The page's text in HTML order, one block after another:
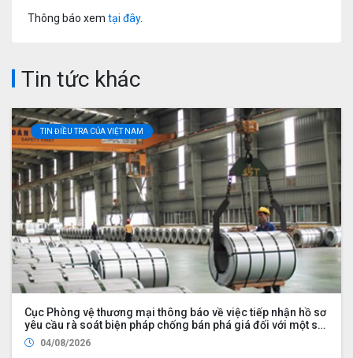
Thông báo xem tại đây.
Tin tức khác
TIN ĐIỀU TRA CỦA VIỆT NAM
Cục Phòng vệ thương mại thông báo về việc tiếp nhận hồ sơ
yêu cầu rà soát biện pháp chống bán phá giá đối với một số
sản phẩm nhôm có xuất xứ từ Cộng hòa nhân dân Trung
Hoa
04/08/2026